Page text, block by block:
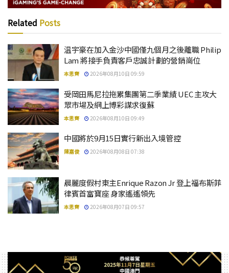
Related Posts
温宇豪在加入金沙中國僅九個月之後離職 Philip
Lam 將接手負責客戶忠誠計劃的營銷崗位
本思齊 2026年08月10日 09:59
受岡田馬尼拉拖累集團第二季業績 UEC 主攻大
眾市場及網上博彩謀求復蘇
本思齊 2026年08月10日 09:49
中國將於9月15日實行新出入境管控
陳嘉俊 2026年08月08日 07:38
晨麗度假村東主Enrique Razon Jr 登上福布斯菲
律賓首富寶座 身家遙遙領先
本思齊 2026年08月07日 09:57